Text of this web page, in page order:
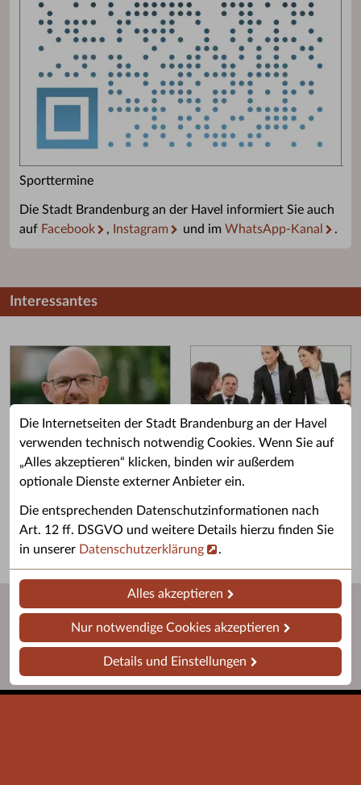
Die Internetseiten der Stadt Brandenburg an der Havel
verwenden technisch notwendig Cookies. Wenn Sie auf
„Alles akzeptieren“ klicken, binden wir außerdem
optionale Dienste externer Anbieter ein.
Die entsprechenden Datenschutzinformationen nach
Art. 12 ff. DSGVO und weitere Details hierzu finden Sie
in unserer Datenschutzerklärung .
Alles akzeptieren
Nur notwendige Cookies akzeptieren
Details und Einstellungen
Sporttermine
Die Stadt Brandenburg an der Havel informiert Sie auch
auf Facebook , Instagram und im WhatsApp-Kanal .
Interessantes
Grußwort des OB